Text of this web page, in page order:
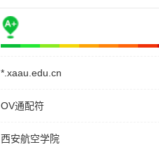
*.xaau.edu.cn
OV通配符
西安航空学院